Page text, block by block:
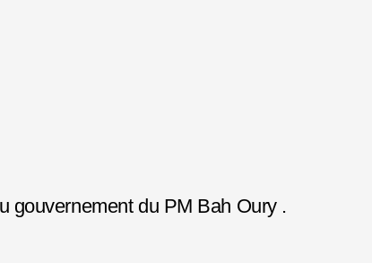
gouvernement du PM Bah Oury .